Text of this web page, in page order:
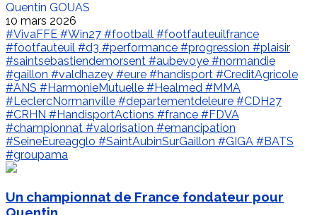
Quentin GOUAS
10 mars 2026
#VivaFFE #Win27 #football #footfauteuilfrance
#footfauteuil #d3 #performance #progression #plaisir
#saintsebastiendemorsent #aubevoye #normandie
#gaillon #valdhazey #eure #handisport #CreditAgricole
#ANS #HarmonieMutuelle #Healmed #MMA
#LeclercNormanville #departementdeleure #CDH27
#CRHN #HandisportActions #france #FDVA
#championnat #valorisation #emancipation
#SeineEureagglo #SaintAubinSurGaillon #GIGA #BATS
#groupama
Un championnat de France fondateur pour